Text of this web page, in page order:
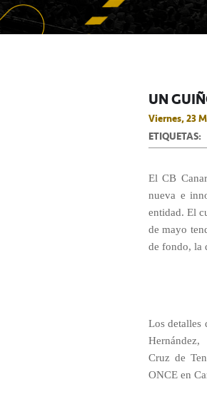
UN
Viernes, 23
ETIQUETAS:
El CB
nueva e
entidad. El
de mayo
de fondo, la
Los detalles
Hernández,
Cruz de
ONCE en